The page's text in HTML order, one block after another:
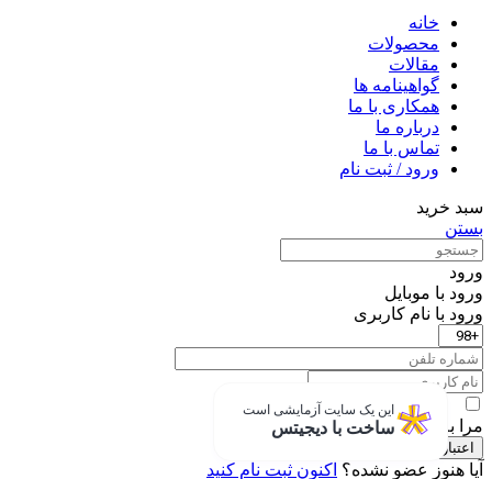
خانه
محصولات
مقالات
گواهینامه ها
همکاری با ما
درباره ما
تماس با ما
ورود / ثبت نام
سبد خرید
بستن
ورود
ورود با موبایل
ورود با ‫نام کاربری
مرا به خاطر بسپار
اعتبار سنجی
آیا هنوز عضو نشده؟ اکنون ثبت نام کنید
این یک سایت آزمایشی است
ساخت با دیجیتس